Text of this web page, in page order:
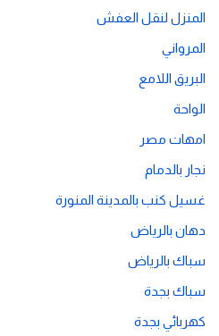
المنزل لنقل العفش
المرواني
البريق اللامع
الواحة
امهات مصر
نجار بالدمام
غسيل كنب بالمدينة المنورة
دهان بالرياض
سباك بالرياض
سباك بجدة
كهربائي بجدة